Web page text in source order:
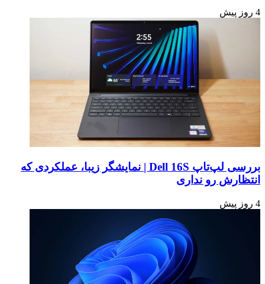
4 روز پیش
بررسی لپ‌تاپ Dell 16S | نمایشگر زیبا، عملکردی که
انتظارش رو نداری
4 روز پیش